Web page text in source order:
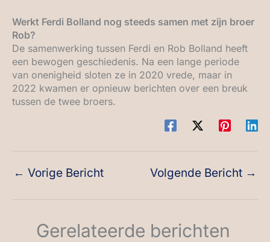
Werkt Ferdi Bolland nog steeds samen met zijn broer
Rob?
De samenwerking tussen Ferdi en Rob Bolland heeft
een bewogen geschiedenis. Na een lange periode
van onenigheid sloten ze in 2020 vrede, maar in
2022 kwamen er opnieuw berichten over een breuk
tussen de twee broers.
← Vorige Bericht Volgende Bericht →
Gerelateerde berichten